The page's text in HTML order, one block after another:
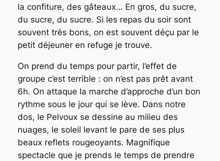
la confiture, des gâteaux… En gros, du sucre,
du sucre, du sucre. Si les repas du soir sont
souvent très bons, on est souvent déçu par le
petit déjeuner en refuge je trouve.
On prend du temps pour partir, l’effet de
groupe c’est terrible : on n’est pas prêt avant
6h. On attaque la marche d’approche d’un bon
rythme sous le jour qui se lève. Dans notre
dos, le Pelvoux se dessine au milieu des
nuages, le soleil levant le pare de ses plus
beaux reflets rougeoyants. Magnifique
spectacle que je prends le temps de prendre